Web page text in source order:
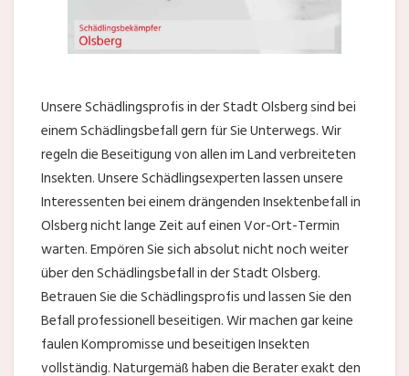
Unsere Schädlingsprofis in der Stadt Olsberg sind bei
einem Schädlingsbefall gern für Sie Unterwegs. Wir
regeln die Beseitigung von allen im Land verbreiteten
Insekten. Unsere Schädlingsexperten lassen unsere
Interessenten bei einem drängenden Insektenbefall in
Olsberg nicht lange Zeit auf einen Vor-Ort-Termin
warten. Empören Sie sich absolut nicht noch weiter
über den Schädlingsbefall in der Stadt Olsberg.
Betrauen Sie die Schädlingsprofis und lassen Sie den
Befall professionell beseitigen. Wir machen gar keine
faulen Kompromisse und beseitigen Insekten
vollständig. Naturgemäß haben die Berater exakt den